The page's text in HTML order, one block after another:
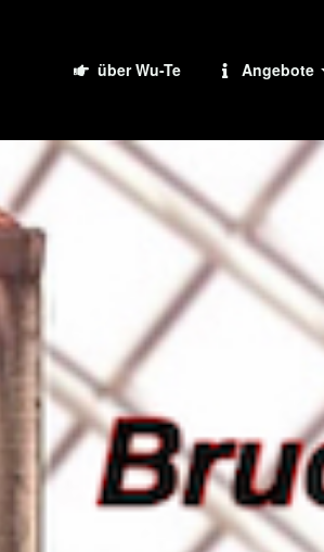
über Wu-Te Angebote